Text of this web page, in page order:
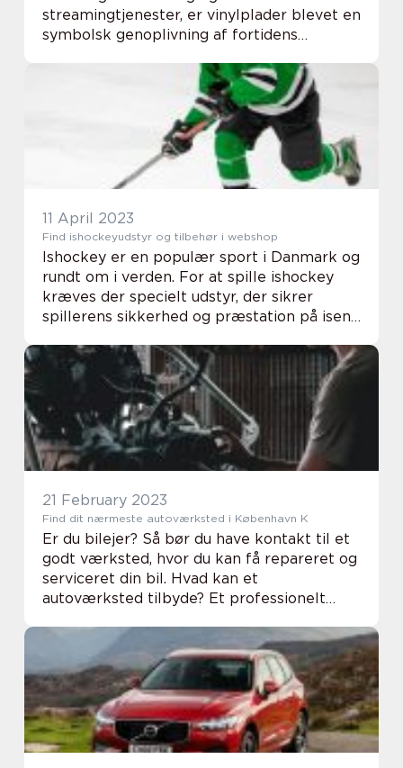
streamingtjenester, er vinylplader blevet en
symbolsk genoplivning af fortidens
fra fortiden har formået at bevare sin
11 April 2023
Find ishockeyudstyr og tilbehør i webshop
Ishockey er en populær sport i Danmark og
rundt om i verden. For at spille ishockey
kræves der specielt udstyr, der sikrer
spillerens sikkerhed og præstation på isen.
kræve...
21 February 2023
Find dit nærmeste autoværksted i København K
Er du bilejer? Så bør du have kontakt til et
godt værksted, hvor du kan få repareret og
serviceret din bil. Hvad kan et
autoværksted tilbyde? Et professionelt
tjenester til bilejere, der har brug for at
vedligeh...